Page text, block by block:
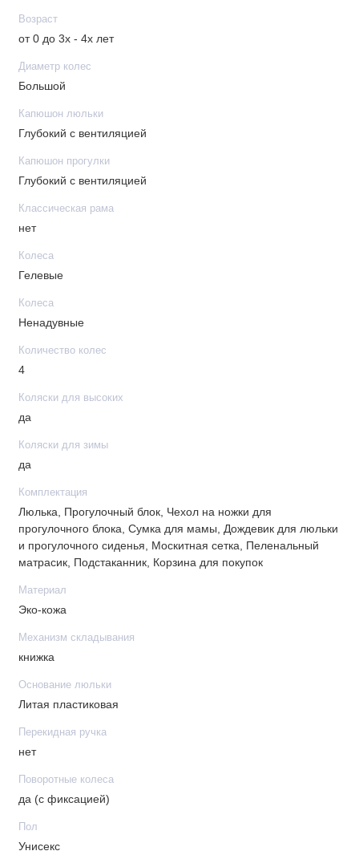
Возраст
от 0 до 3х - 4х лет
Диаметр колес
Большой
Капюшон люльки
Глубокий с вентиляцией
Капюшон прогулки
Глубокий с вентиляцией
Классическая рама
нет
Колеса
Гелевые
Колеса
Ненадувные
Количество колес
4
Коляски для высоких
да
Коляски для зимы
да
Комплектация
Люлька, Прогулочный блок, Чехол на ножки для
прогулочного блока, Сумка для мамы, Дождевик для люльки
и прогулочного сиденья, Москитная сетка, Пеленальный
матрасик, Подстаканник, Корзина для покупок
Материал
Эко-кожа
Механизм складывания
книжка
Основание люльки
Литая пластиковая
Перекидная ручка
нет
Поворотные колеса
да (с фиксацией)
Пол
Унисекс